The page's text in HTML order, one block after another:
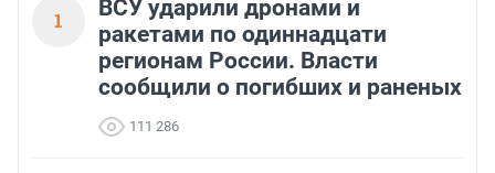
1
ВСУ ударили дронами и
ракетами по одиннадцати
регионам России. Власти
сообщили о погибших и раненых
111 286